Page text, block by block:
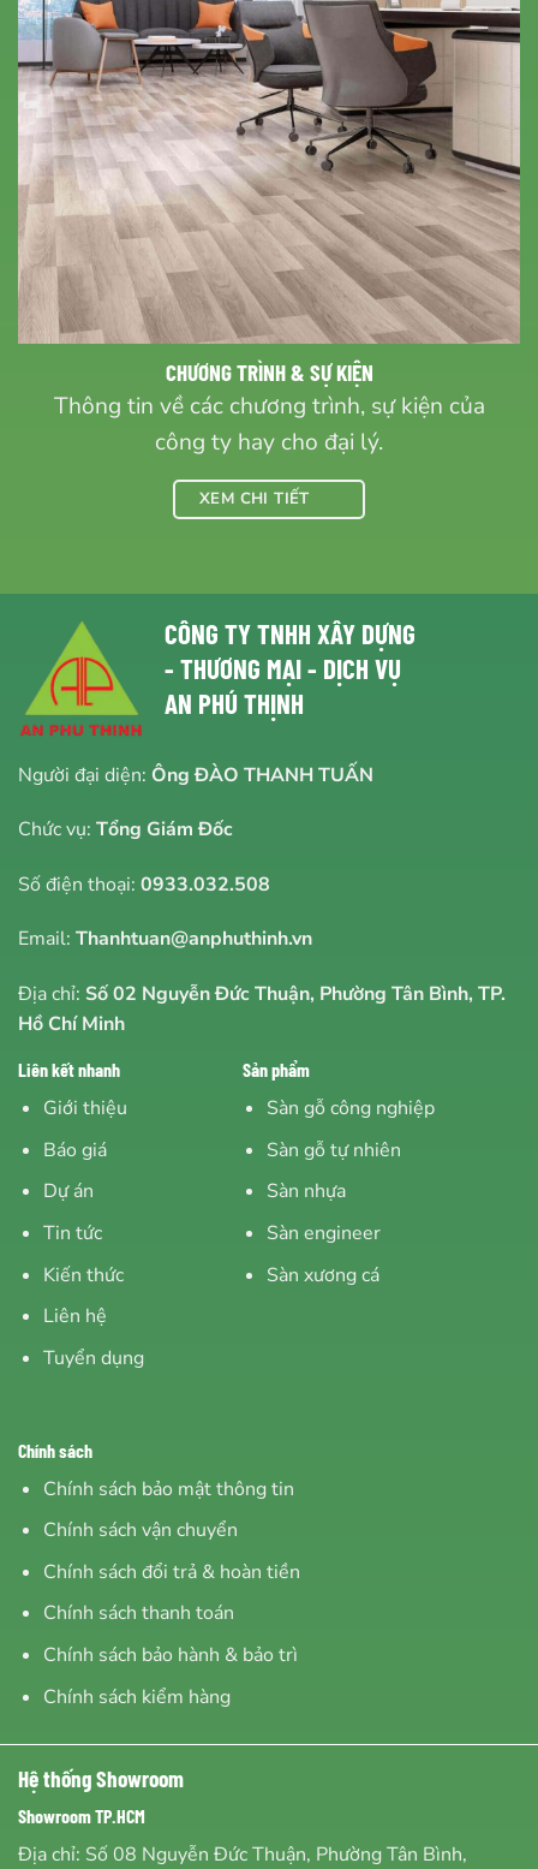
CHƯƠNG TRÌNH & SỰ KIỆN
Thông tin về các chương trình, sự kiện của
công ty hay cho đại lý.
XEM CHI TIẾT
CÔNG TY TNHH XÂY DỰNG
- THƯƠNG MẠI - DỊCH VỤ
AN PHÚ THỊNH
Người đại diện: Ông ĐÀO THANH TUẤN
Chức vụ: Tổng Giám Đốc
Số điện thoại: 0933.032.508
Email: Thanhtuan@anphuthinh.vn
Địa chỉ: Số 02 Nguyễn Đức Thuận, Phường Tân Bình, TP.
Hồ Chí Minh
Liên kết nhanh
Giới thiệu
Báo giá
Dự án
Tin tức
Kiến thức
Liên hệ
Tuyển dụng
Sản phẩm
Sàn gỗ công nghiệp
Sàn gỗ tự nhiên
Sàn nhựa
Sàn engineer
Sàn xương cá
Chính sách
Chính sách bảo mật thông tin
Chính sách vận chuyển
Chính sách đổi trả & hoàn tiền
Chính sách thanh toán
Chính sách bảo hành & bảo trì
Chính sách kiểm hàng
Hệ thống Showroom
Showroom TP.HCM
Địa chỉ: Số 08 Nguyễn Đức Thuận, Phường Tân Bình,